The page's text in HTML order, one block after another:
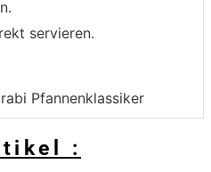
servieren.
Pfannenklassiker
: